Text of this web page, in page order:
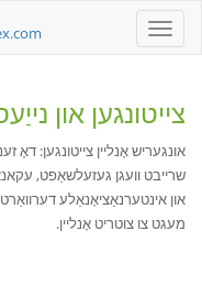
Toggle
navigation
צייטונגען און
אונגעריש אָנליין צייטונגען: דאָ
שרייבט וועגן געזעלשאַפט,
און אינטערנאַציאָנאַלע
מעגט צו צוטריט אָנליין.